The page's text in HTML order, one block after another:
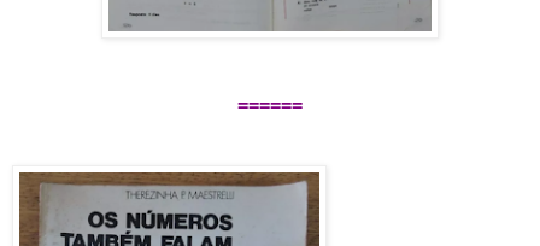
======